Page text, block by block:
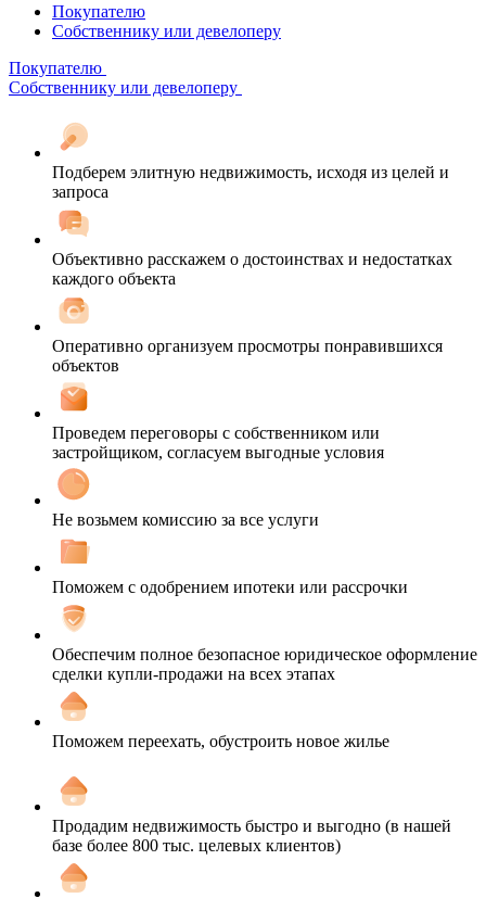
Покупателю
Собственнику или девелоперу
Покупателю
Собственнику или девелоперу
Подберем элитную недвижимость, исходя из целей и
запроса
Объективно расскажем о достоинствах и недостатках
каждого объекта
Оперативно организуем просмотры понравившихся
объектов
Проведем переговоры с собственником или
застройщиком, согласуем выгодные условия
Не возьмем комиссию за все услуги
Поможем с одобрением ипотеки или рассрочки
Обеспечим полное безопасное юридическое оформление
сделки купли-продажи на всех этапах
Поможем переехать, обустроить новое жилье
Продадим недвижимость быстро и выгодно (в нашей
базе более 800 тыс. целевых клиентов)